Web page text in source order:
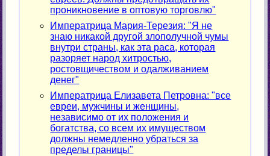
проникновение в оптовую торговлю"
Императрица Мария-Терезия: "Я не
знаю никакой другой злополучной чумы
внутри страны, как эта раса, которая
разоряет народ хитростью,
ростовщичеством и одалживанием
денег"
Императрица Елизавета Петровна: "все
евреи, мужчины и женщины,
независимо от их положения и
богатства, со всем их имуществом
должны немедленно убраться за
пределы границы"